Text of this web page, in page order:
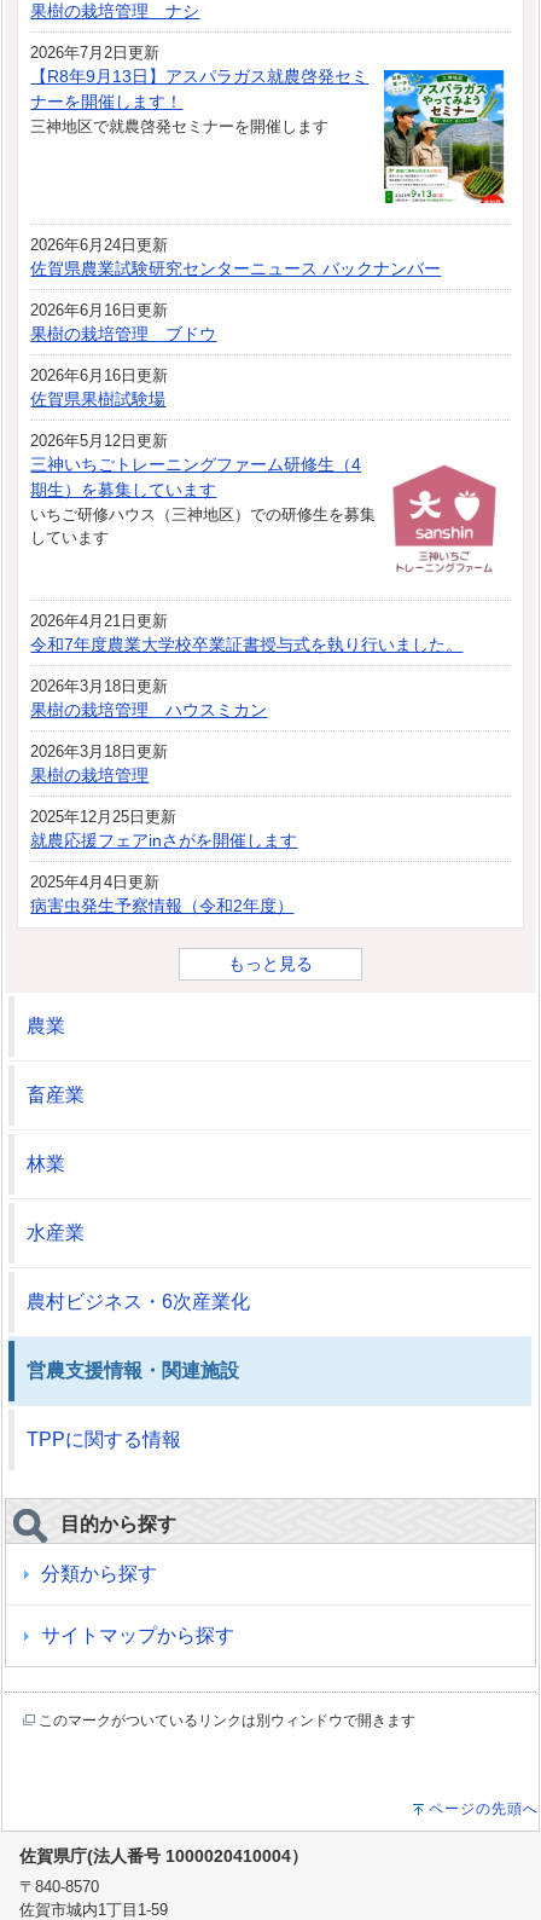
果樹の栽培管理 ナシ
2026年7月2日更新
【R8年9月13日】アスパラガス就農啓発セミ
ナーを開催します！
三神地区で就農啓発セミナーを開催します
2026年6月24日更新
佐賀県農業試験研究センターニュース バックナンバー
2026年6月16日更新
果樹の栽培管理 ブドウ
2026年6月16日更新
佐賀県果樹試験場
2026年5月12日更新
三神いちごトレーニングファーム研修生（4
期生）を募集しています
いちご研修ハウス（三神地区）での研修生を募集
しています
2026年4月21日更新
令和7年度農業大学校卒業証書授与式を執り行いました。
2026年3月18日更新
果樹の栽培管理 ハウスミカン
2026年3月18日更新
果樹の栽培管理
2025年12月25日更新
就農応援フェアinさがを開催します
2025年4月4日更新
病害虫発生予察情報（令和2年度）
もっと見る
農業
畜産業
林業
水産業
農村ビジネス・6次産業化
営農支援情報・関連施設
TPPに関する情報
目的から探す
分類から探す
サイトマップから探す
このマークがついているリンクは別ウィンドウで開きます
ページの先頭へ
佐賀県庁(法人番号 1000020410004）
〒840-8570
佐賀市城内1丁目1-59